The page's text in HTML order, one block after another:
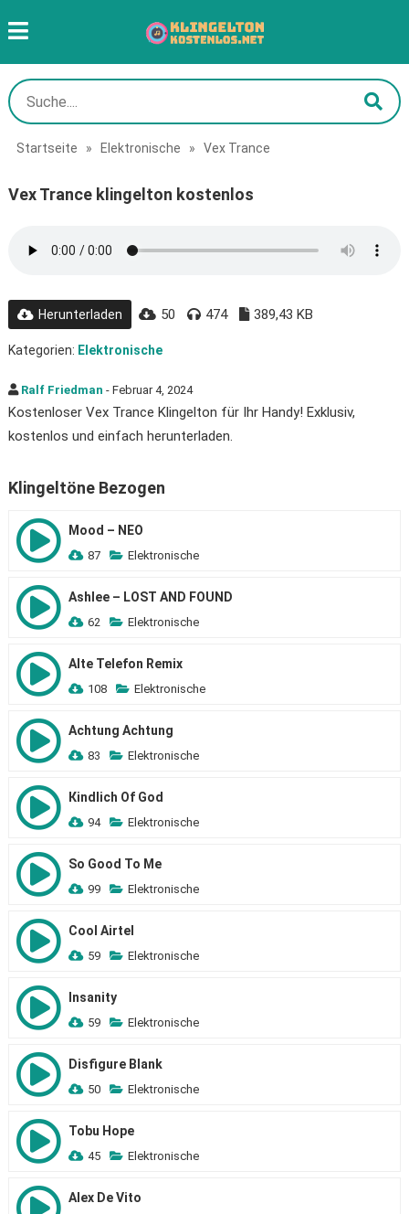
Startseite » Elektronische » Vex Trance
Vex Trance klingelton kostenlos
Herunterladen 50 474 389,43 KB
Kategorien: Elektronische
Ralf Friedman - Februar 4, 2024
Kostenloser Vex Trance Klingelton für Ihr Handy! Exklusiv,
kostenlos und einfach herunterladen.
Klingeltöne Bezogen
Mood – NEO
87 Elektronische
Ashlee – LOST AND FOUND
62 Elektronische
Alte Telefon Remix
108 Elektronische
Achtung Achtung
83 Elektronische
Кindlich Of God
94 Elektronische
So Good To Me
99 Elektronische
Cool Airtel
59 Elektronische
Insanity
59 Elektronische
Disfigure Blank
50 Elektronische
Tobu Hope
45 Elektronische
Alex De Vito